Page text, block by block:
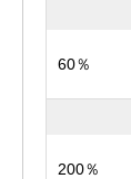
60％
200％